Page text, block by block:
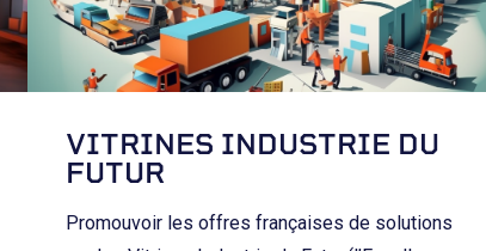
VITRINES INDUSTRIE DU
FUTUR
Promouvoir les offres françaises de solutions